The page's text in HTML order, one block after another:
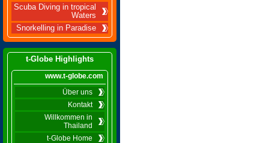
Scuba Diving in tropical
Waters
Snorkelling in Paradise
t-Globe Highlights
www.t-globe.com
Über uns
Kontakt
Willkommen in
Thailand
t-Globe Home